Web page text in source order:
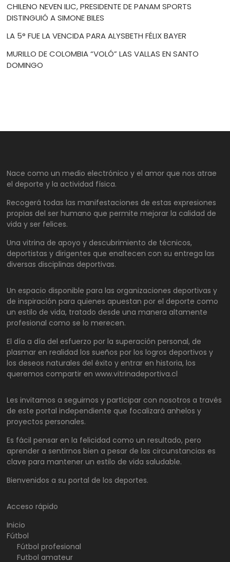
CHILENO NEVEN ILIC, PRESIDENTE DE PANAM SPORTS
DISTINGUIÓ A SIMONE BILES
LA 5° FUE LA VENCIDA PARA ALYSBETH FÉLIX BAYER
MURILLO DE COLOMBIA “VOLÓ” LAS VALLAS EN SANTO
DOMINGO
Nace como un medio electrónico y el amor que nos atrae
el deporte y la actividad física.
Recogerá todas las manifestaciones de estas expresiones
propias del ser humano que permite mejorar la calidad de
vida y ser felices.
Una vitrina de apoyo y descubrimiento de técnicos,
deportistas y dirigentes que enaltecen con su entrega las
diversas disciplinas deportivas.
Un espacio disponible para las organizaciones deportivas y
de inspiración para quienes apuestan por el deporte como
un estilo de vida, tratado desde una manera altamente
profesional como se lo merecen.
El día a día del esfuerzo por la superación personal, de
plasmar en realidad los sueños por los logros deportivos y
los deseos naturales del éxito y entrar en historia, los
queremos compartir en www.vitrinadeportiva.cl
Les invitamos a seguirnos y participar con nosotros a través
de este portal independiente que focalizará anhelos y
proyectos personales.
Es fácil pensar en la felicidad como un resultado, pero
aprender a sentirnos bien a pesar de las circunstancias es
clave para mantener un estilo de vida saludable.
Bienvenidos a su portal de los deportes.
Acceso rápido
Inicio
Fútbol
Fútbol profesional
Futbol amateur